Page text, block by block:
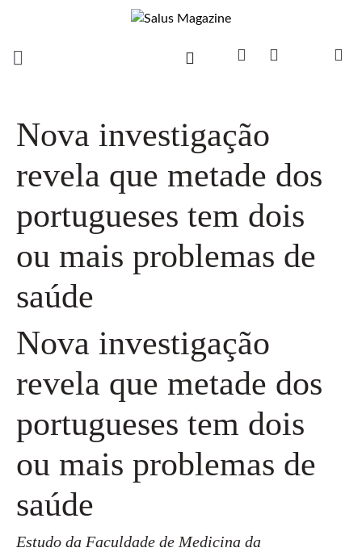
Nova investigação
revela que metade dos
portugueses tem dois
ou mais problemas de
saúde
Nova investigação
revela que metade dos
portugueses tem dois
ou mais problemas de
saúde
Estudo da Faculdade de Medicina da